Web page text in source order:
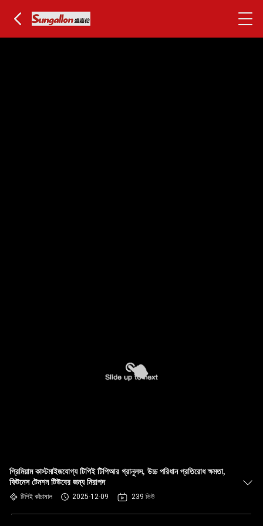
প্রিমিয়াম কাস্টমাইজযোগ্য টিপিই টিপিআর গ্রানুলস, উচ্চ পরিধান প্রতিরোধ ক্ষমতা,
ফিটনেস টেনশন টিউবের জন্য নিরাপদ
টিপিই কাঁচামাল 2025-12-09 239 ভিউ